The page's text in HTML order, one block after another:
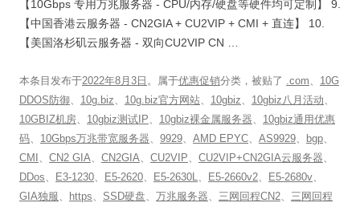
【10Gbps 专用万兆服务器 - CPU/内存/硬盘等硬件均可定制】 9.
【中国香港云服务器 - CN2GIA + CU2VIP + CMI + 直连】 10.
【美国洛杉矶云服务器 - 双向CU2VIP CN …
本条目发布于2022年8月3日 。属于优惠促销分类，被贴了 .com
10G
DDOS防御
10g.biz 10g.biz官方网站 10gbiz 10gbiz八月活动
10GBIZ机房
10gbiz测试IP 10gbiz裸金属服务器
10gbiz通用优惠
码
10Gbps万兆带宽服务器 9929 AMD EPYC AS9929 bgp
CMI
CN2 GIA CN2GIA CU2VIP CU2VIP+CN2GIA云服务器
DDos
E3-1230 E5-2620 E5-2630L E5-2660v2 E5-2680v
GIA独服
https SSD硬盘 万兆服务器 三网回程CN2
三网回程